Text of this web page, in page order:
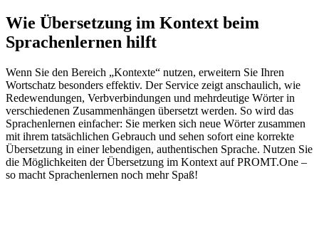
Wie Übersetzung im Kontext beim
Sprachenlernen hilft
Wenn Sie den Bereich „Kontexte“ nutzen, erweitern Sie Ihren
Wortschatz besonders effektiv. Der Service zeigt anschaulich, wie
Redewendungen, Verbverbindungen und mehrdeutige Wörter in
verschiedenen Zusammenhängen übersetzt werden. So wird das
Sprachenlernen einfacher: Sie merken sich neue Wörter zusammen
mit ihrem tatsächlichen Gebrauch und sehen sofort eine korrekte
Übersetzung in einer lebendigen, authentischen Sprache. Nutzen Sie
die Möglichkeiten der Übersetzung im Kontext auf PROMT.One –
so macht Sprachenlernen noch mehr Spaß!